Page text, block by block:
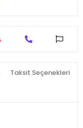
Taksit Seçenekleri